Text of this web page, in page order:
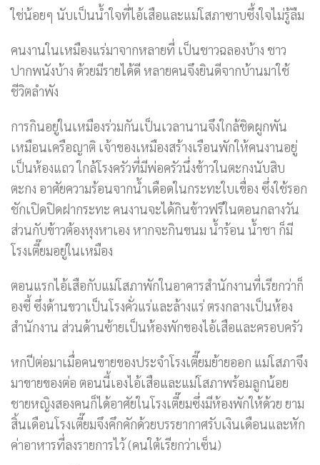
ใช่น้อยๆ นับเป็นน้ำใจที่ไอ้เสือและแม่โสภาซาบซึ้งใจไม่รู้ลืม
คนงานในเหมืองแร่มาจากหลายที่ เป็นชาวฉลองบ้าง ชาว
ปากพนังบ้าง ด้วยมีรายได้ดี หลายคนจึงยินดีจากบ้านมาใช้
ชีวิตลำพัง
การกินอยู่ในเหมืองร่วมกันเป็นเวลานานจึงใกล้ชิดผูกพัน
เหมือนเครือญาติ เจ้าของเหมืองสร้างเรือนพักให้คนงานอยู่
เป็นห้องแถว ใกล้โรงครัวที่มีพ่อครัวนึ่งข้าวในตะกงนับสิบ
ตะกง อาศัยความร้อนจากน้ำเดือดในกระทะใบเขื่อง ซึ่งใช้รอก
ชักเปิดปิดฝากระทะ คนงานจะได้กินข้าวฟรีในตอนกลางวัน
ส่วนกับข้าวต้องหุงหาเอง หากจะกินขนม น้ำร้อน น้ำชา ก็มี
โรงเตี๊ยมอยู่ในเหมือง
ตอนแรกไอ้เสือกับแม่โสภาพักในอาคารสำนักงานที่เรียกว่าก็
องซี้ ซึ่งด้านขวาเป็นโรงคั่วแร่และล้างแร่ ตรงกลางเป็นห้อง
สำนักงาน ส่วนด้านซ้ายเป็นห้องพักของไอ้เสือและครอบครัว
หกปีต่อมาเมื่อคนขายของประจำโรงเตี๊ยมย้ายออก แม่โสภาจึง
มาขายของต่อ ตอนนี้เองไอ้เสือและแม่โสภาพร้อมลูกน้อย
ชายหญิงสองคนก็ได้อาศัยในโรงเตี๊ยมซึ่งมีห้องพักให้ด้วย ยาม
สิ้นเดือนโรงเตี๊ยมจึงคึกคักด้วยบรรยากาศรับเงินเดือนและหัก
ค่าอาหารที่ลงรายการไว้ (คนใต้เรียกว่าเซ็น)